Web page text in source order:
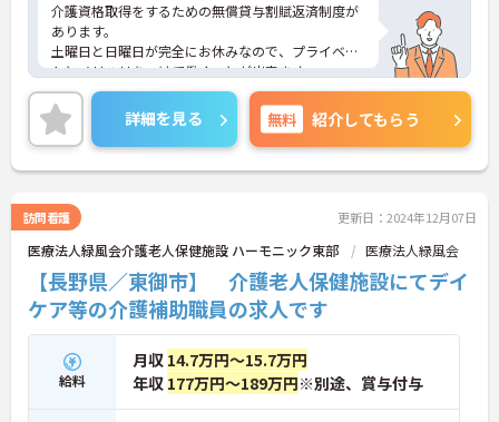
介護資格取得をするための無償貸与割賦返済制度が
あります。
土曜日と日曜日が完全にお休みなので、プライベー
トとメリハリをつけて働くことが出来ます。
ご興味ある方には、面接対策ポイントなど、さらに
詳細をお話しいたしますのでお気軽にご相談くださ
い！
詳細を見る 無料 紹介してもらう
訪問看護 更新日：2024年12月07日
医療法人緑風会介護老人保健施設 ハーモニック東部 医療法人緑風会
【長野県／東御市】 介護老人保健施設にてデイ
ケア等の介護補助職員の求人です
給料
月収 14.7万円～15.7万円
年収 177万円～189万円※別途、賞与付与